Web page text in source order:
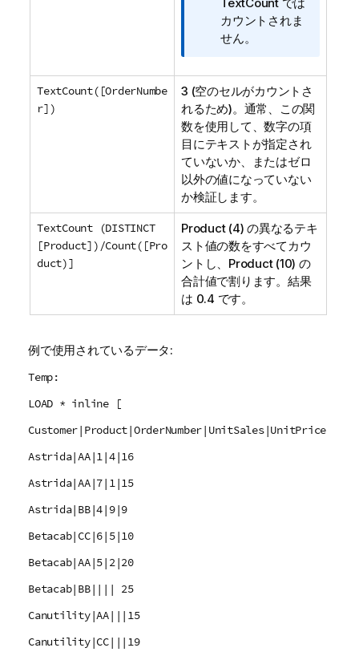
TextCountでは
カウントされま
せん。
TextCount([OrderNumbe
r])
3 (空のセルがカウントさ
れるため)。通常、この関
数を使用して、数字の項
目にテキストが指定され
ていないか、またはゼロ
以外の値になっていない
か検証します。
TextCount (DISTINCT
[Product])/Count([Pro
duct)]
Product(4) の異なるテキ
スト値の数をすべてカウ
ントし、 Product(10) の
合計値で割ります。結果
は 0.4 です。
例で使用されているデータ:
Temp:
LOAD * inline [
Customer|Product|OrderNumber|UnitSales|UnitPrice
Astrida|AA|1|4|16
Astrida|AA|7|1|15
Astrida|BB|4|9|9
Betacab|CC|6|5|10
Betacab|AA|5|2|20
Betacab|BB|||| 25
Canutility|AA|||15
Canutility|CC|||19